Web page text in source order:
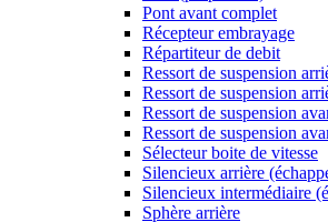
Pont avant complet
Récepteur embrayage
Répartiteur de debit
Ressort de suspension
Ressort de suspension
Ressort de suspension
Ressort de suspension
Sélecteur boite de vitesse
Silencieux arrière
Silencieux intermédiaire
Sphère arrière